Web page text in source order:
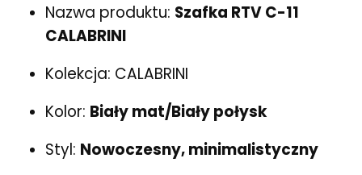
Nazwa produktu: Szafka RTV C-11
CALABRINI
Kolekcja: CALABRINI
Kolor: Biały mat/Biały połysk
Styl: Nowoczesny, minimalistyczny